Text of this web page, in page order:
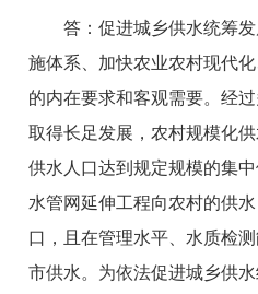
答：促进城乡供水统筹
施体系、加快农业农村现代
的内在要求和客观需要。经
取得长足发展，农村规模化
供水人口达到规定规模的集
水管网延伸工程向农村的供
口，且在管理水平、水质检
市供水。为依法促进城乡供